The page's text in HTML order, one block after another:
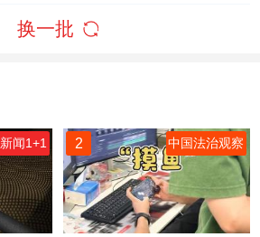
换一批
新闻1+1 2 中国法治观察